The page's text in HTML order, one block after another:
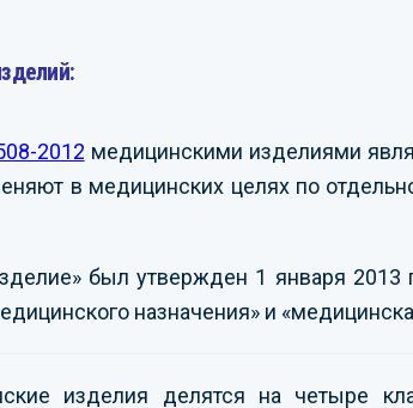
2012 медицинскими изделиями
в медицинских целях по
был утвержден 1 января 2013
назначения» и
изделия делятся на четыре